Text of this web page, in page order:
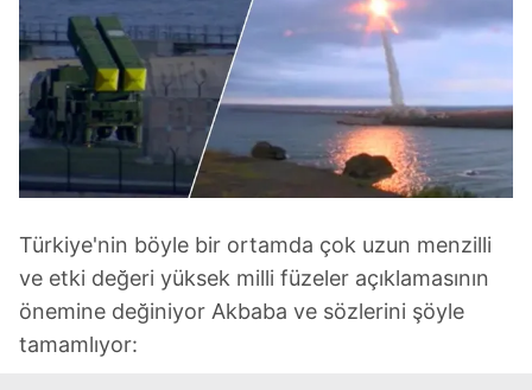
Türkiye'nin böyle bir ortamda çok uzun menzilli
ve etki değeri yüksek milli füzeler açıklamasının
önemine değiniyor Akbaba ve sözlerini şöyle
tamamlıyor: